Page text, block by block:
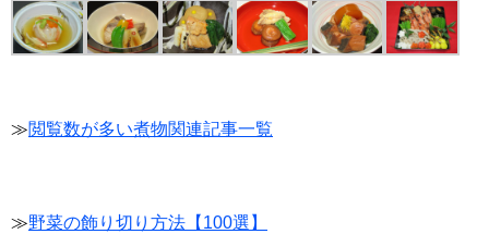
≫閲覧数が多い煮物関連記事一覧
≫野菜の飾り切り方法【100選】